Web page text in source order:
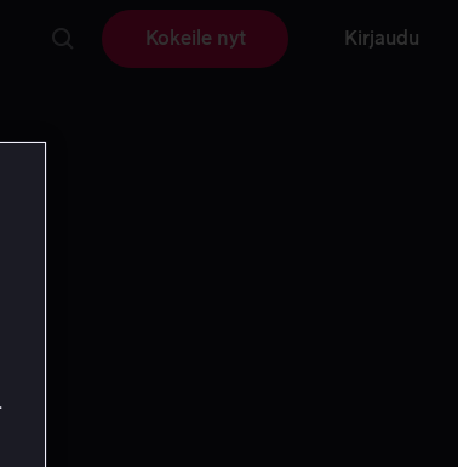
Kokeile nyt Kirjaudu